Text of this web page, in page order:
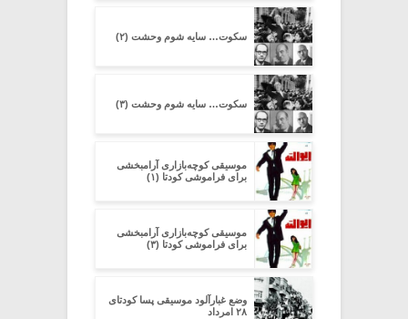
سکوت… سایه شوم وحشت (۲)
سکوت… سایه شوم وحشت (۳)
موسیقی کوچه‌بازاری آرامبخشی
برای فراموشی کودتا (۱)
موسیقی کوچه‌بازاری آرامبخشی
برای فراموشی کودتا (۳)
وضع غبارآلود موسیقی پسا کودتای
۲۸ امرداد